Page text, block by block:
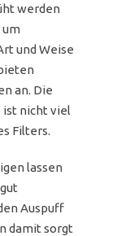
werden
um
und Weise
an. Die
ist nicht viel
Filters.
lassen
Auspuff
damit sorgt